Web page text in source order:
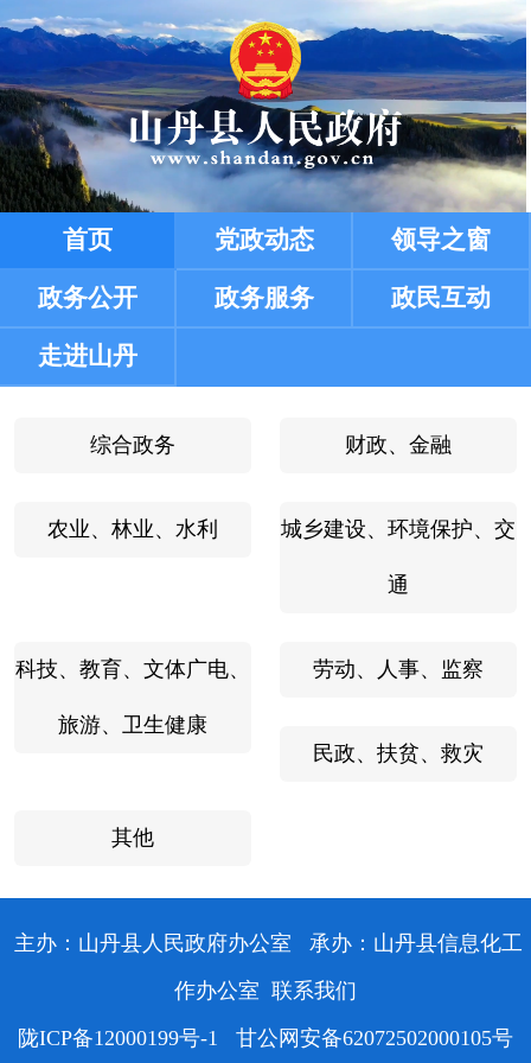
综合政务 财政、金融
农业、林业、水利 城乡建设、环境保护、交
通
科技、教育、文体广电、
旅游、卫生健康
劳动、人事、监察
民政、扶贫、救灾
其他